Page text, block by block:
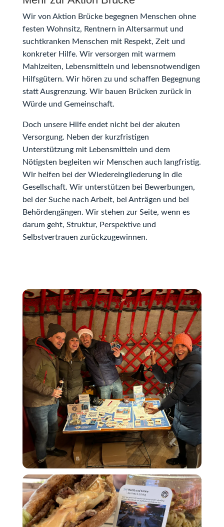
Wir von Aktion Brücke begegnen Menschen ohne
festen Wohnsitz, Rentnern in Altersarmut und
suchtkranken Menschen mit Respekt, Zeit und
konkreter Hilfe. Wir versorgen mit warmem
Mahlzeiten, Lebensmitteln und lebensnotwendigen
Hilfsgütern. Wir hören zu und schaffen Begegnung
statt Ausgrenzung. Wir bauen Brücken zurück in
Würde und Gemeinschaft.
Doch unsere Hilfe endet nicht bei der akuten
Versorgung. Neben der kurzfristigen
Unterstützung mit Lebensmitteln und dem
Nötigsten begleiten wir Menschen auch langfristig.
Wir helfen bei der Wiedereingliederung in die
Gesellschaft. Wir unterstützen bei Bewerbungen,
bei der Suche nach Arbeit, bei Anträgen und bei
Behördengängen. Wir stehen zur Seite, wenn es
darum geht, Struktur, Perspektive und
Selbstvertrauen zurückzugewinnen.